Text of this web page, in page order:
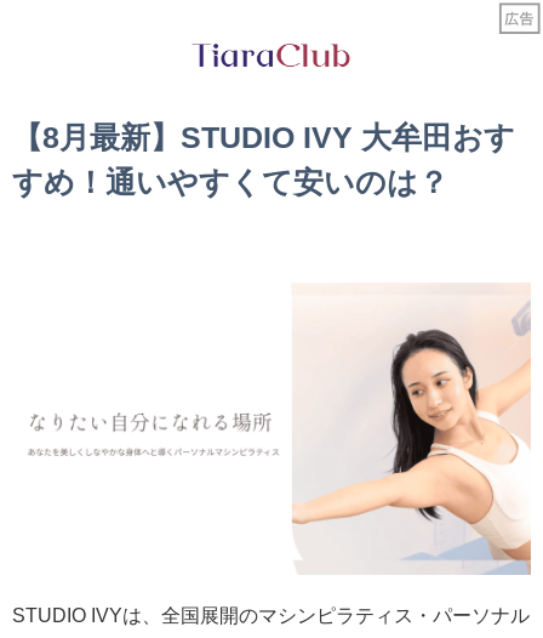
【8月最新】STUDIO IVY 大牟田おす
すめ！通いやすくて安いのは？
STUDIO IVYは、全国展開のマシンピラティス・パーソナル